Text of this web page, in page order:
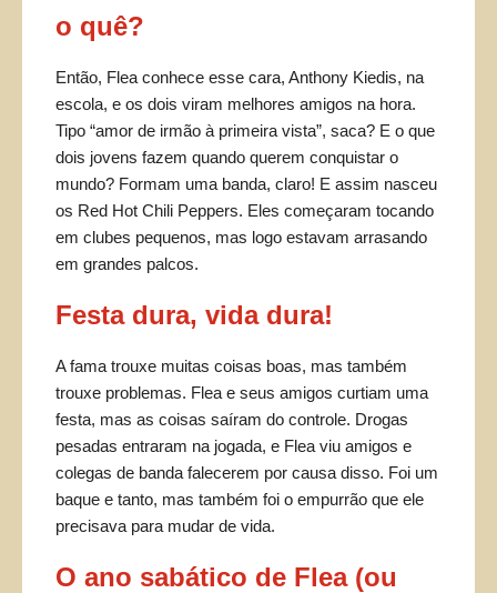
o quê?
Então, Flea conhece esse cara, Anthony Kiedis, na
escola, e os dois viram melhores amigos na hora.
Tipo “amor de irmão à primeira vista”, saca? E o que
dois jovens fazem quando querem conquistar o
mundo? Formam uma banda, claro! E assim nasceu
os Red Hot Chili Peppers. Eles começaram tocando
em clubes pequenos, mas logo estavam arrasando
em grandes palcos.
Festa dura, vida dura!
A fama trouxe muitas coisas boas, mas também
trouxe problemas. Flea e seus amigos curtiam uma
festa, mas as coisas saíram do controle. Drogas
pesadas entraram na jogada, e Flea viu amigos e
colegas de banda falecerem por causa disso. Foi um
baque e tanto, mas também foi o empurrão que ele
precisava para mudar de vida.
O ano sabático de Flea (ou